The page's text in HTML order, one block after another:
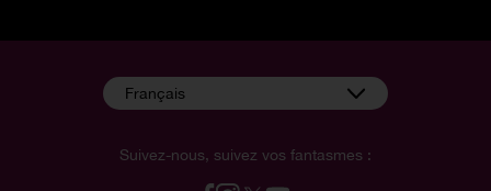
Suivez-nous, suivez vos fantasmes :
Français